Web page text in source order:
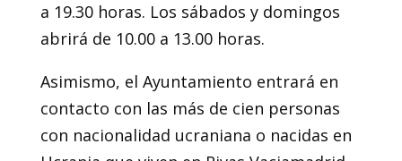
a 19.30 horas. Los sábados y domingos
abrirá de 10.00 a 13.00 horas.
Asimismo, el Ayuntamiento entrará en
contacto con las más de cien personas
con nacionalidad ucraniana o nacidas en